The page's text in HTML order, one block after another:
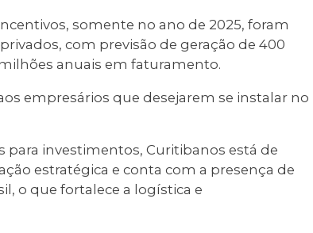
somente no ano de 2025, foram
com previsão de geração de 400
anuais em faturamento.
empresários que desejarem se instalar no
para investimentos, Curitibanos está de
estratégica e conta com a presença de
o que fortalece a logística e